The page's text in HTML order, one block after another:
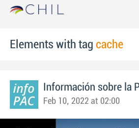
Elements with tag cache
Información sobre la
Feb 10, 2022 at 02:00